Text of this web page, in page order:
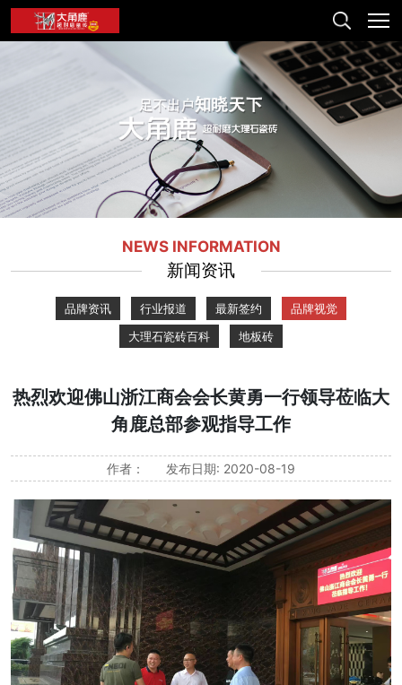
NEWS INFORMATION
新闻资讯
品牌资讯 行业报道 最新签约
品牌视觉
大理石瓷砖百科
地板砖
热烈欢迎佛山浙江商会会长黄勇一行领导莅临大
角鹿总部参观指导工作
作者： 发布日期: 2020-08-19